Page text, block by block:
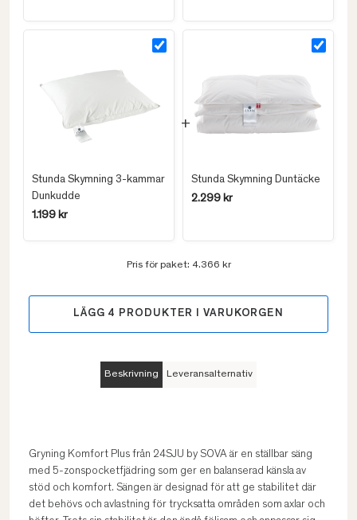
Stunda Skymning 3-kammar
Dunkudde
1.199 kr
Stunda Skymning Duntäcke
2.299 kr
Pris för paket: 4.366 kr
LÄGG 4 PRODUKTER I VARUKORGEN
Beskrivning Leveransalternativ
Gryning Komfort Plus från 24SJU by SOVA är en ställbar säng
med 5-zonspocketfjädring som ger en balanserad känsla av
stöd och komfort. Sängen är designad för att ge stabilitet där
det behövs och avlastning för trycksatta områden som axlar och